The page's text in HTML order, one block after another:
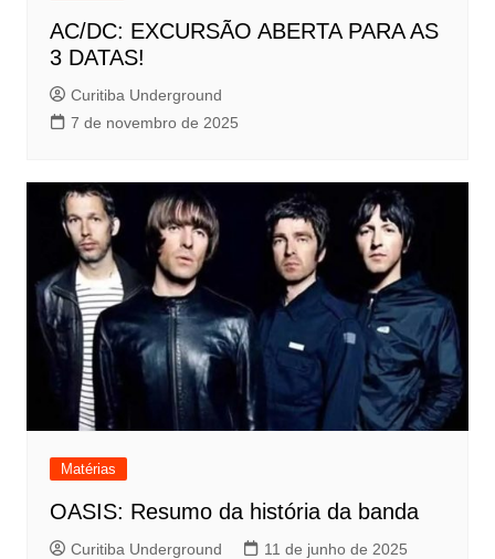
AC/DC: EXCURSÃO ABERTA PARA AS
3 DATAS!
Curitiba Underground
7 de novembro de 2025
Matérias
OASIS: Resumo da história da banda
Curitiba Underground 11 de junho de 2025